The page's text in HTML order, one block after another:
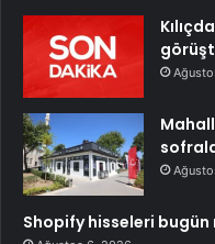
Shopify hisseleri